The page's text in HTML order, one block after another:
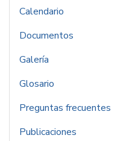
Calendario
Documentos
Galería
Glosario
Preguntas frecuentes
Publicaciones